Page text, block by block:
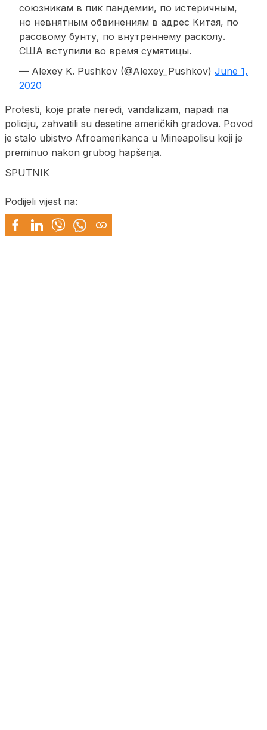
союзникам в пик пандемии, по истеричным,
но невнятным обвинениям в адрес Китая, по
расовому бунту, по внутреннему расколу.
США вступили во время сумятицы.
— Alexey K. Pushkov (@Alexey_Pushkov) June 1,
2020
Protesti, koje prate neredi, vandalizam, napadi na
policiju, zahvatili su desetine američkih gradova. Povod
je stalo ubistvo Afroamerikanca u Mineapolisu koji je
preminuo nakon grubog hapšenja.
SPUTNIK
Podijeli vijest na: